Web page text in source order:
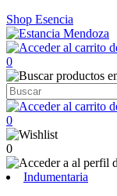
Shop Esencia
0
0
0
Indumentaria